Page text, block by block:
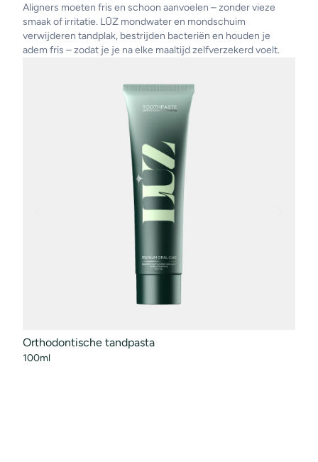
Aligners moeten fris en schoon aanvoelen – zonder vieze
smaak of irritatie. LŪZ mondwater en mondschuim
verwijderen tandplak, bestrijden bacteriën en houden je
adem fris – zodat je je na elke maaltijd zelfverzekerd voelt.
Orthodontische tandpasta
100ml